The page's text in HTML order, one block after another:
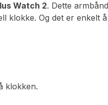
Watch 2. Dette
klokke. Og det er enkelt
klokken.